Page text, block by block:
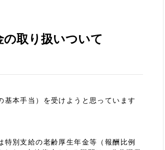
の取り扱いついて
本手当）を受けようと思っています
別支給の老齢厚生年金等（報酬比例